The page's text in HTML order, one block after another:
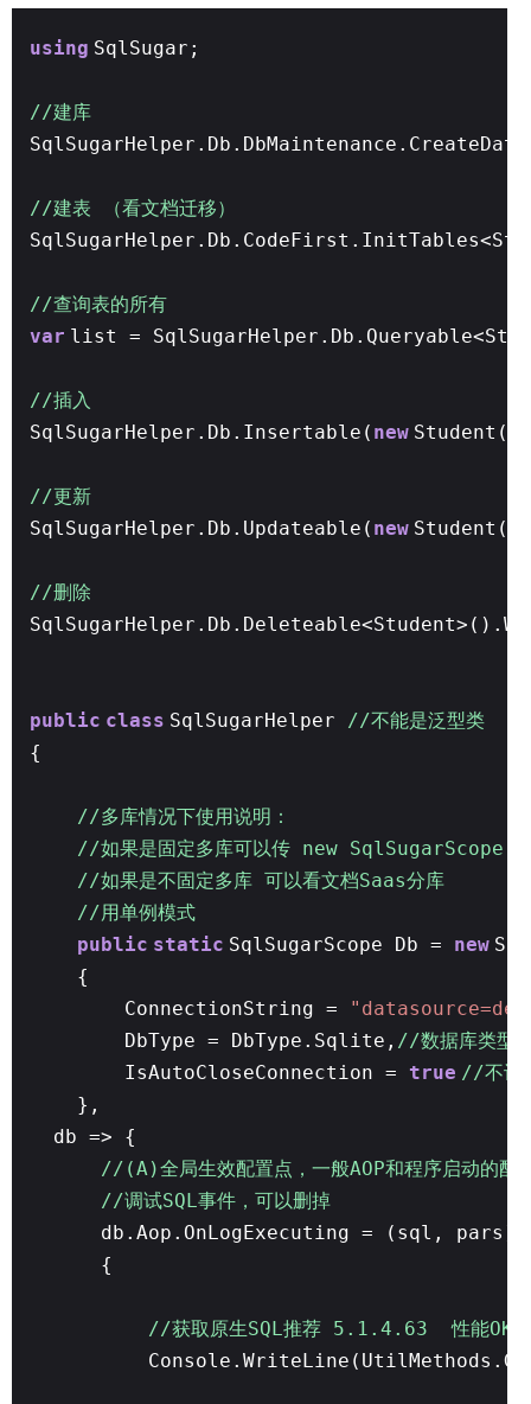
using SqlSugar;
//建库
//建表 （看文档迁移）
//查询表的所有
var list =
//插入
SqlSugarHelper.Db.Insertable( new Student()
//更新
SqlSugarHelper.Db.Updateable( new
//删除
public class SqlSugarHelper
//不能是泛型类
{
//多库情况下使用说明：
//如果是固定多库可以传 new
//如果是不固定多库 可以看文档Saas分库
//用单例模式
public static SqlSugarScope Db = new
{
ConnectionString =
DbType = DbType.Sqlite, //数据库类型
IsAutoCloseConnection = true //不设
},
db => {
//(A)全局生效配置点，一般AOP和程序启动的配
//调试SQL事件，可以删掉
db.Aop.OnLogExecuting = (sql, pars)
{
//获取原生SQL推荐 5.1.4.63 性能OK